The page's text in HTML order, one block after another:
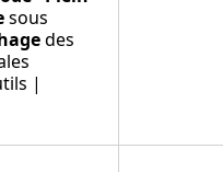
sous
des
|